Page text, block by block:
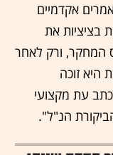
אקדמיים
בציציות את
המחקר, ורק לאחר
היא זוכה
עת מקצועי
הנ"ל".